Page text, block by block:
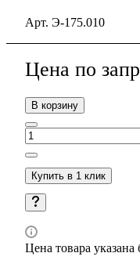
Арт. Э-175.010
Цена по запр
В корзину
Купить в 1 клик
Цена товара